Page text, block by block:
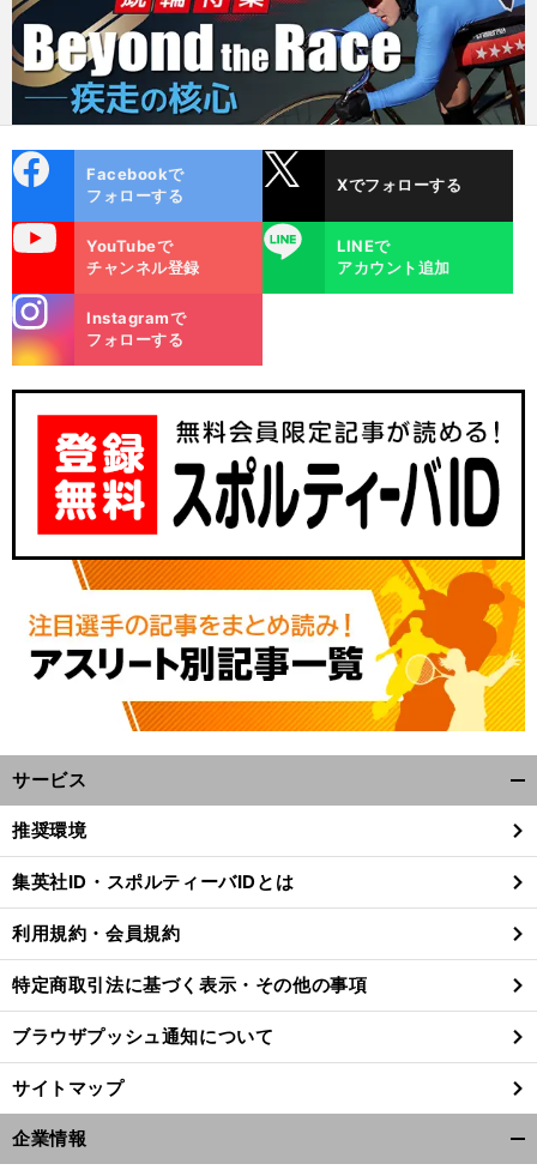
ok
Facebookで
フォローする
Xでフォローする
YouTubeで
チャンネル登録
LINE
LINEで
アカウント追加
m
Instagramで
フォローする
サービス
閉
る
推奨環境
集英社ID・スポルティーバIDとは
利用規約・会員規約
特定商取引法に基づく表示・その他の事項
ブラウザプッシュ通知について
サイトマップ
企業情報